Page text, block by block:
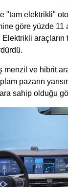
"tam elektrikli"
göre yüzde 11
Elektrikli
menzil ve hibrit
pazarın
sahip olduğu